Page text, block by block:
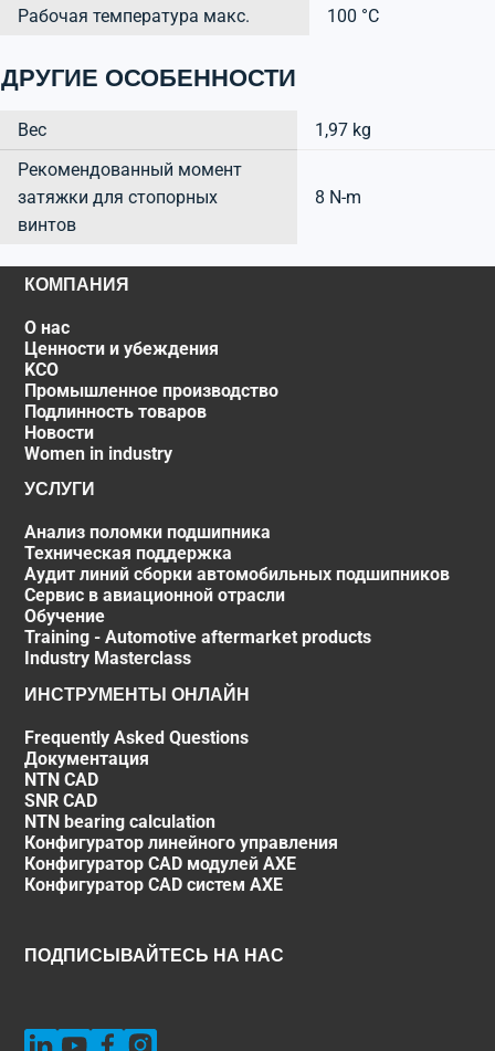
Рабочая температура макс.
100 °C
ДРУГИЕ ОСОБЕННОСТИ
Вес
1,97 kg
Рекомендованный момент
затяжки для стопорных
винтов
8 N-m
КОМПАНИЯ
О нас
Ценности и убеждения
KCO
Промышленное производство
Подлинность товаров
Новости
Women in industry
УСЛУГИ
Анализ поломки подшипника
Техническая поддержка
Аудит линий сборки автомобильных подшипников
Сервис в авиационной отрасли
Обучение
Training - Automotive aftermarket products
Industry Masterclass
ИНСТРУМЕНТЫ ОНЛАЙН
Frequently Asked Questions
Документация
NTN CAD
SNR CAD
NTN bearing calculation
Конфигуратор линейного управления
Конфигуратор CAD модулей AXE
Конфигуратор CAD систем AXE
ПОДПИСЫВАЙТЕСЬ НА НАС